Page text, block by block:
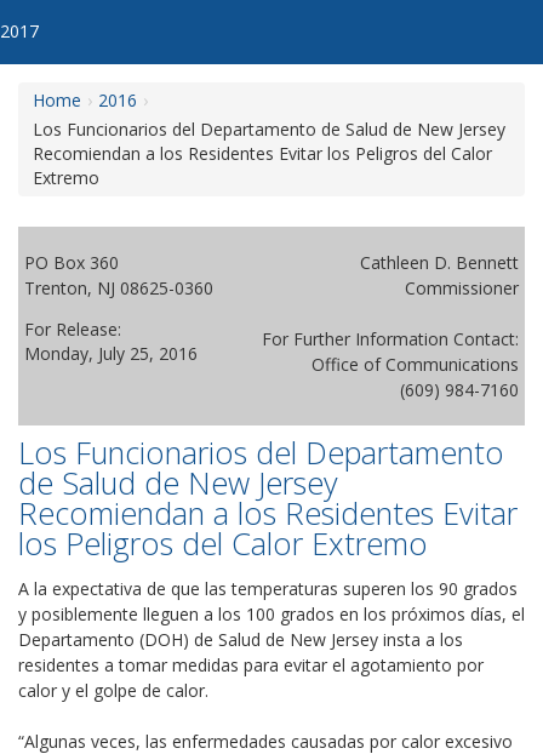
2017
Home
2016
Los Funcionarios del Departamento de Salud de New Jersey
Recomiendan a los Residentes Evitar los Peligros del Calor
Extremo
PO Box 360
Trenton, NJ 08625-0360
For Release:
Monday, July 25, 2016
Cathleen D. Bennett
Commissioner
For Further Information Contact:
Office of Communications
(609) 984-7160
Los Funcionarios del Departamento
de Salud de New Jersey
Recomiendan a los Residentes Evitar
los Peligros del Calor Extremo
A la expectativa de que las temperaturas superen los 90 grados
y posiblemente lleguen a los 100 grados en los próximos días, el
Departamento (DOH) de Salud de New Jersey insta a los
residentes a tomar medidas para evitar el agotamiento por
calor y el golpe de calor.
“Algunas veces, las enfermedades causadas por calor excesivo